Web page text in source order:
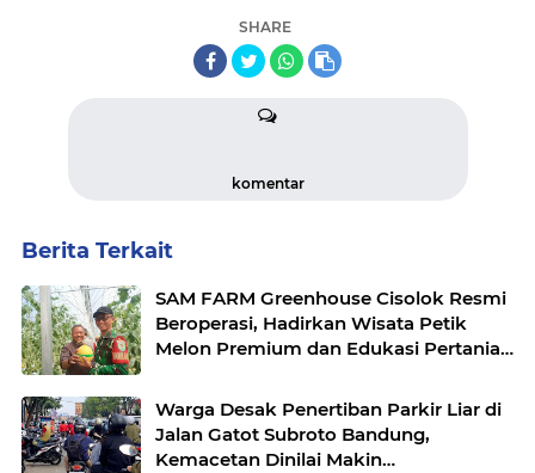
SHARE
komentar
Berita Terkait
SAM FARM Greenhouse Cisolok Resmi
Beroperasi, Hadirkan Wisata Petik
Melon Premium dan Edukasi Pertanian
Warga Desak Penertiban Parkir Liar di
Jalan Gatot Subroto Bandung,
Kemacetan Dinilai Makin